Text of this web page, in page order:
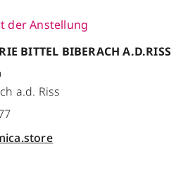
der Anstellung
BITTEL BIBERACH A.D.RISS
a.d. Riss